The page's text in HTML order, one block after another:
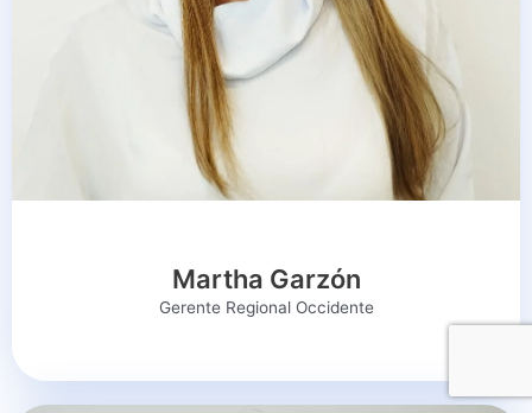
Martha Garzón
Gerente Regional Occidente